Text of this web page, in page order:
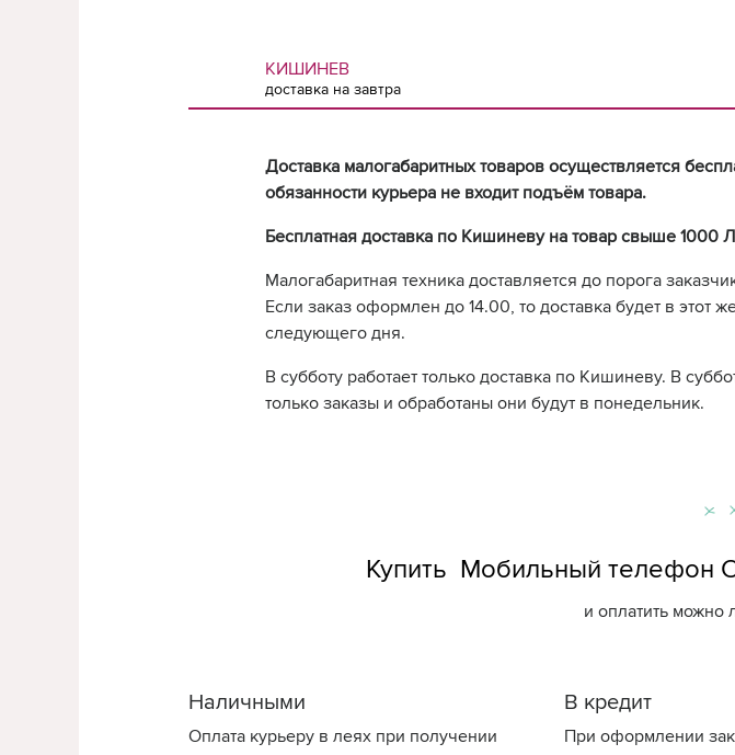
КИШИНЕВ
доставка на завтра
Доставка малогабаритных товаров осуществляется
обязанности курьера не входит подъём товара.
Бесплатная доставка по Кишиневу на товар свыше 1000
Малогабаритная техника доставляется до порога
Если заказ оформлен до 14.00, то доставка будет в этот
следующего дня.
В субботу работает только доставка по Кишиневу. В
только заказы и обработаны они будут в понедельник.
Купить Мобильный телефон
и оплатить
Наличными
Оплата курьеру в леях при получении
В кредит
При оформлении